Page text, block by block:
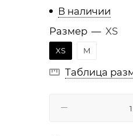
В наличии
Размер — XS
XS M
Таблица